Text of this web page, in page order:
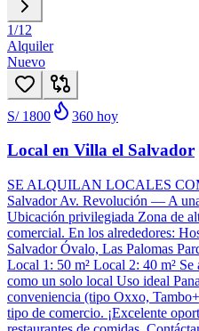
1/12
Alquiler
Nuevo
S/ 1800 360 hoy
Local en Villa el Salvador
SE ALQUILAN LOCALES
Salvador Av. Revolución — A
Ubicación privilegiada Zona de
comercial. En los alrededores:
Salvador Óvalo, Las Palomas
Local 1: 50 m² Local 2: 40 m²
como un solo local Uso ideal
conveniencia (tipo Oxxo,
tipo de comercio. ¡Excelente